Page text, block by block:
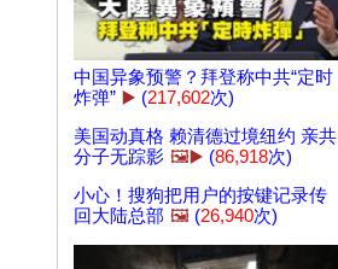
中国异象预警？拜登称中共“定时
炸弹” ▶️ (217,602次)
美国动真格 赖清德过境纽约 亲共
分子无踪影 🖼️▶️ (86,918次)
小心！搜狗把用户的按键记录传
回大陆总部 🖼️ (26,940次)